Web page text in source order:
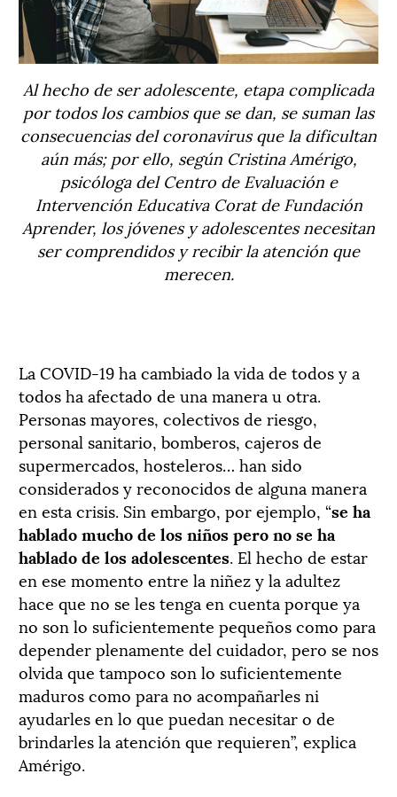
Al hecho de ser adolescente, etapa complicada
por todos los cambios que se dan, se suman las
consecuencias del coronavirus que la dificultan
aún más; por ello, según Cristina Amérigo,
psicóloga del Centro de Evaluación e
Intervención Educativa Corat de Fundación
Aprender, los jóvenes y adolescentes necesitan
ser comprendidos y recibir la atención que
merecen.
La COVID-19 ha cambiado la vida de todos y a
todos ha afectado de una manera u otra.
Personas mayores, colectivos de riesgo,
personal sanitario, bomberos, cajeros de
supermercados, hosteleros… han sido
considerados y reconocidos de alguna manera
en esta crisis. Sin embargo, por ejemplo, “se ha
hablado mucho de los niños pero no se ha
hablado de los adolescentes. El hecho de estar
en ese momento entre la niñez y la adultez
hace que no se les tenga en cuenta porque ya
no son lo suficientemente pequeños como para
depender plenamente del cuidador, pero se nos
olvida que tampoco son lo suficientemente
maduros como para no acompañarles ni
ayudarles en lo que puedan necesitar o de
brindarles la atención que requieren”, explica
Amérigo.